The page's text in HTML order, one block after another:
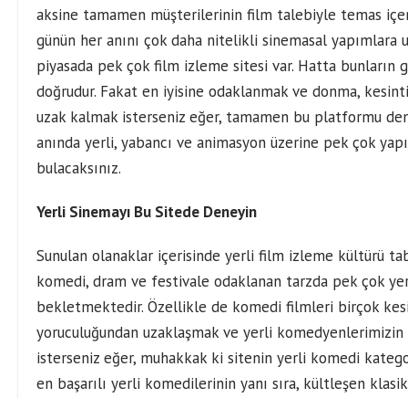
aksine tamamen müşterilerinin film talebiyle temas
günün her anını çok daha nitelikli sinemasal
piyasada pek çok film izleme sitesi var. Hatta bunların
doğrudur. Fakat en iyisine odaklanmak ve donma,
uzak kalmak isterseniz eğer, tamamen bu platformu
anında yerli, yabancı ve animasyon üzerine pek çok
bulacaksınız.
Yerli Sinemayı Bu Sitede Deneyin
Sunulan olanaklar içerisinde yerli film izleme kültürü
komedi, dram ve festivale odaklanan tarzda pek çok
bekletmektedir. Özellikle de komedi filmleri birçok
yoruculuğundan uzaklaşmak ve yerli komedyenlerimizin
isterseniz eğer, muhakkak ki sitenin yerli komedi
en başarılı yerli komedilerinin yanı sıra, kültleşen